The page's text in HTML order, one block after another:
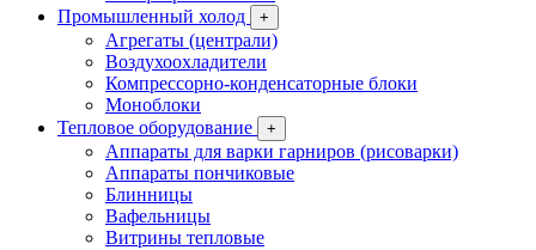
Промышленный холод
+
Агрегаты (централи)
Воздухоохладители
Компрессорно-конденсаторные блоки
Моноблоки
Тепловое оборудование
+
Аппараты для варки гарниров (рисоварки)
Аппараты пончиковые
Блинницы
Вафельницы
Витрины тепловые